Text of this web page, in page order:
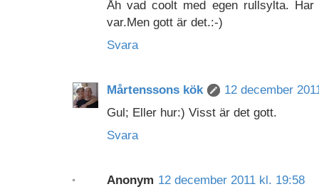
Åh vad coolt med egen rullsylta.
var.Men gott är det.:-)
Svara
Mårtenssons kök
12 december
Gul; Eller hur:) Visst är det gott.
Svara
Anonym 12 december 2011 kl. 19:58